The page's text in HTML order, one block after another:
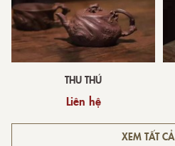
THU THÚ
Liên hệ
XEM TẤT CẢ